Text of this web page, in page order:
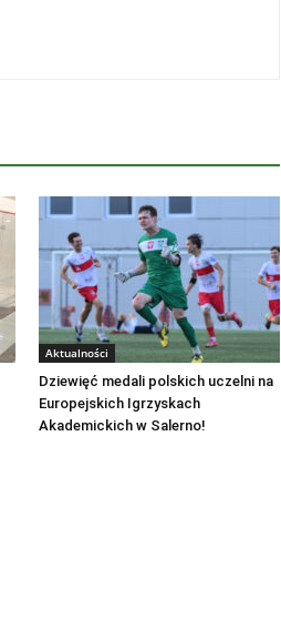
Aktualności
Dziewięć medali polskich uczelni na
Europejskich Igrzyskach
Akademickich w Salerno!